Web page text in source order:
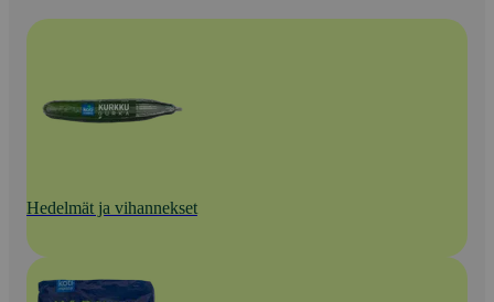
Hedelmät ja vihannekset